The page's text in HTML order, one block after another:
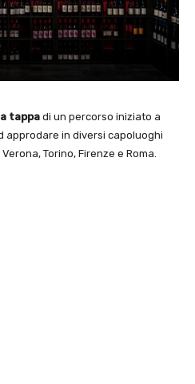
tappa di un percorso iniziato a
approdare in diversi capoluoghi
Torino, Firenze e Roma.